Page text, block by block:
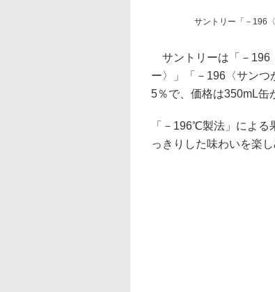
サントリー「－196
サントリーは「－196
ー〉」「－196〈サンつ
5％で、価格は350mL缶
「－196℃製法」による
っきりした味わいを楽し